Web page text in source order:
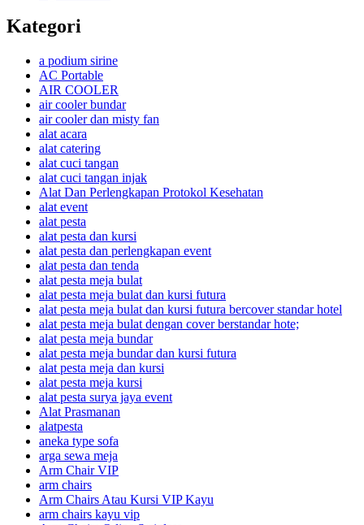
Kategori
a podium sirine
AC Portable
AIR COOLER
air cooler bundar
air cooler dan misty fan
alat acara
alat catering
alat cuci tangan
alat cuci tangan injak
Alat Dan Perlengkapan Protokol Kesehatan
alat event
alat pesta
alat pesta dan kursi
alat pesta dan perlengkapan event
alat pesta dan tenda
alat pesta meja bulat
alat pesta meja bulat dan kursi futura
alat pesta meja bulat dan kursi futura bercover standar hotel
alat pesta meja bulat dengan cover berstandar hote;
alat pesta meja bundar
alat pesta meja bundar dan kursi futura
alat pesta meja dan kursi
alat pesta meja kursi
alat pesta surya jaya event
Alat Prasmanan
alatpesta
aneka type sofa
arga sewa meja
Arm Chair VIP
arm chairs
Arm Chairs Atau Kursi VIP Kayu
arm chairs kayu vip